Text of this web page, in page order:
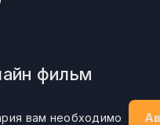
фильм
вам необходимо